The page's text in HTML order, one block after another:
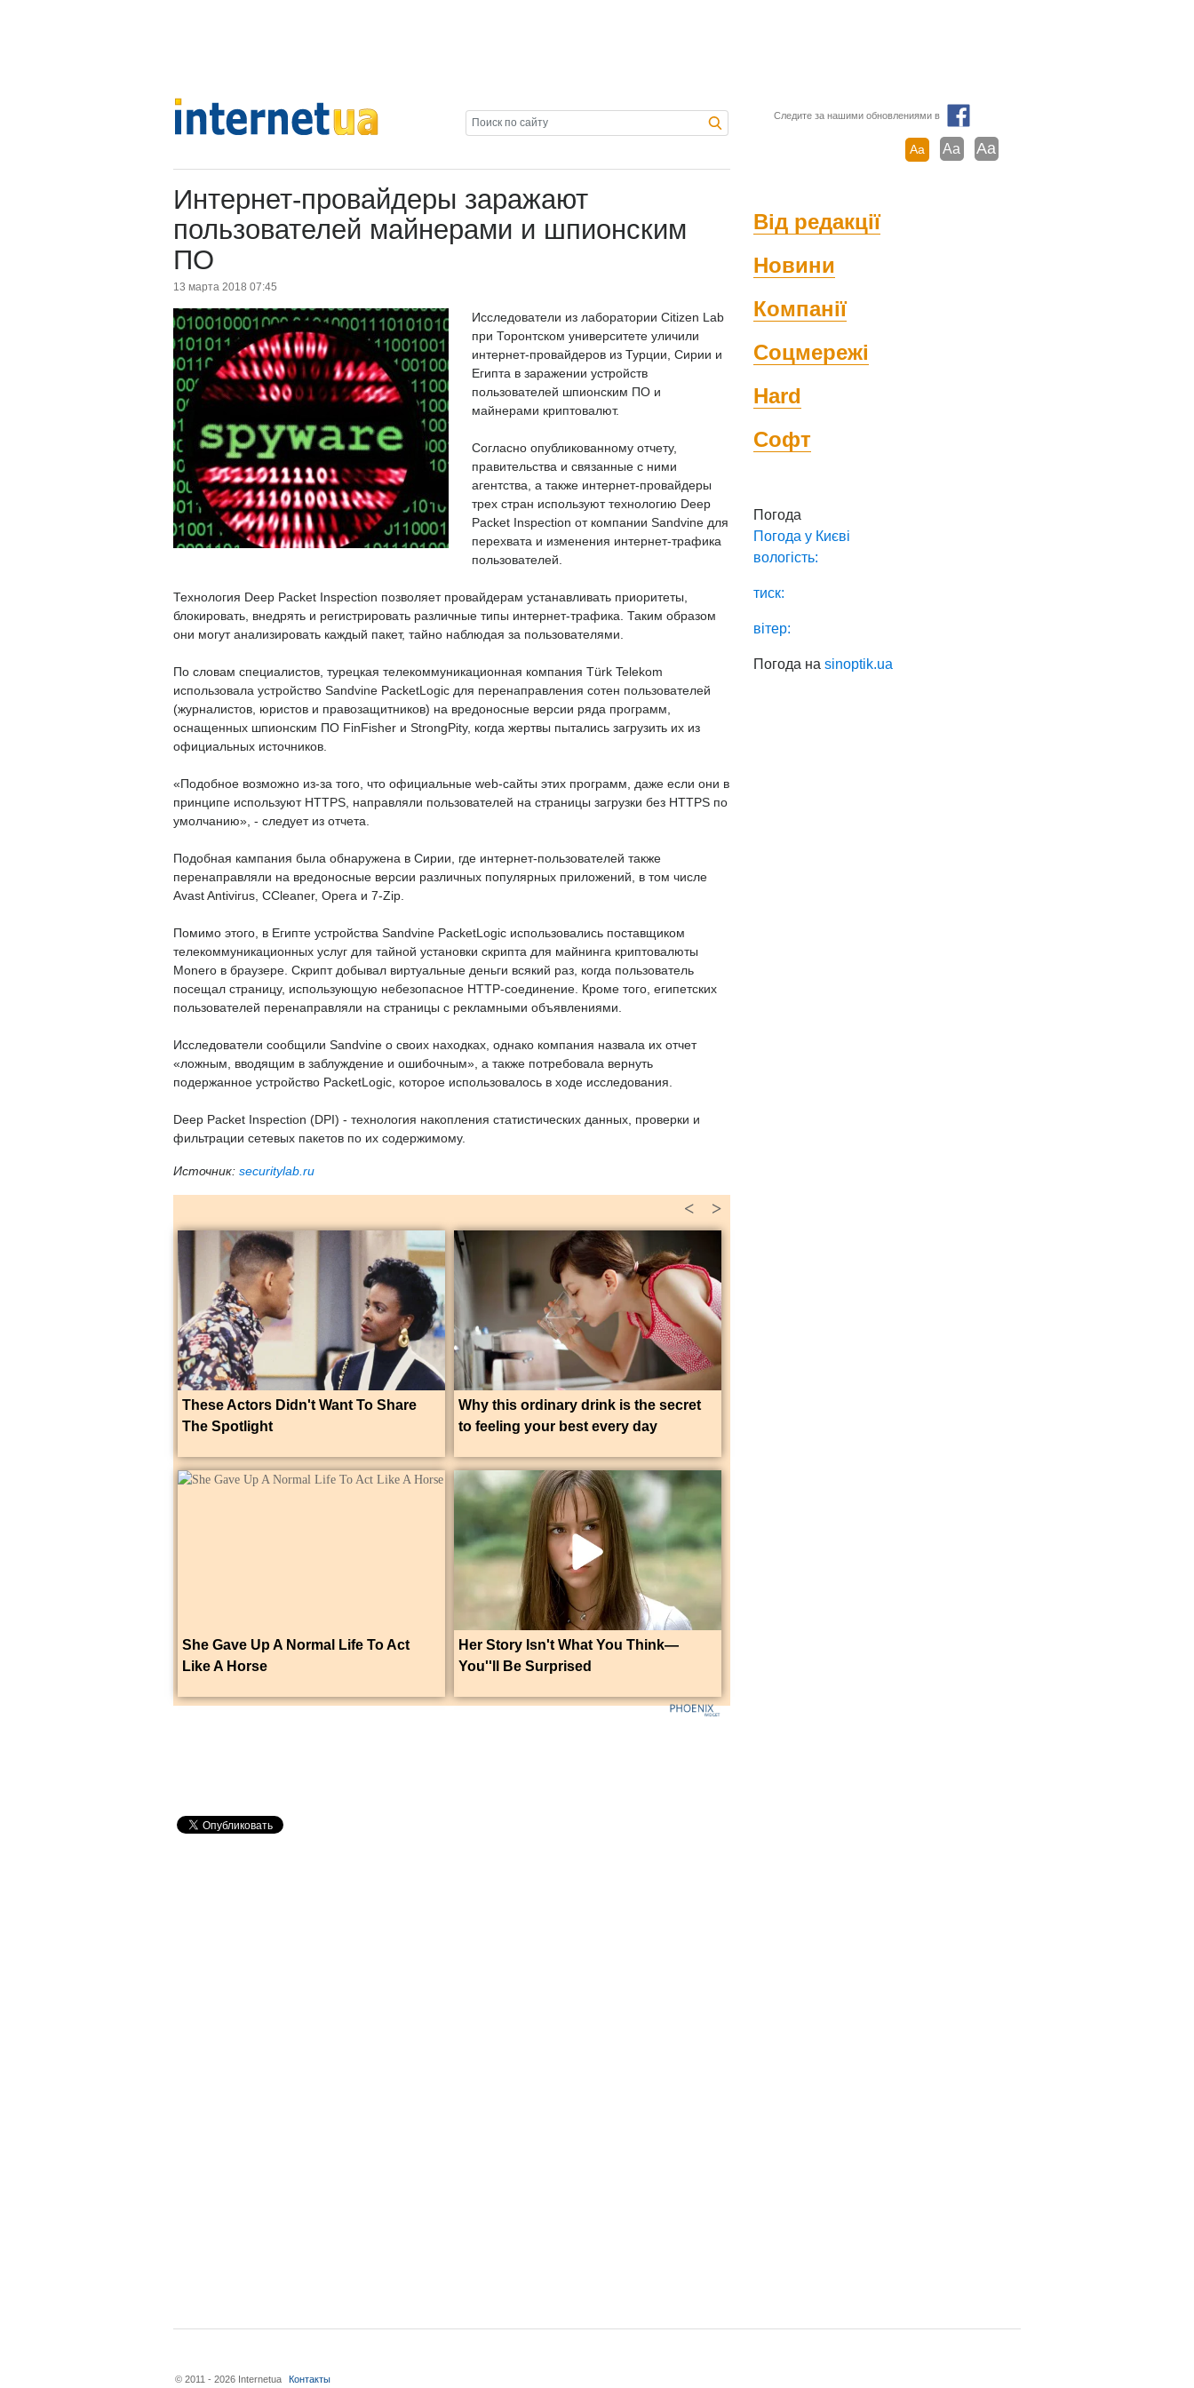
Следите за нашими обновлениями в
Aa Aa Aa
Интернет-провайдеры заражают
пользователей майнерами и шпионским
ПО
13 марта 2018 07:45
Исследователи из лаборатории Citizen Lab
при Торонтском университете уличили
интернет-провайдеров из Турции, Сирии и
Египта в заражении устройств
пользователей шпионским ПО и
майнерами криптовалют.
Согласно опубликованному отчету,
правительства и связанные с ними
агентства, а также интернет-провайдеры
трех стран используют технологию Deep
Packet Inspection от компании Sandvine для
перехвата и изменения интернет-трафика
пользователей.
Технология Deep Packet Inspection позволяет провайдерам устанавливать приоритеты,
блокировать, внедрять и регистрировать различные типы интернет-трафика. Таким образом
они могут анализировать каждый пакет, тайно наблюдая за пользователями.
По словам специалистов, турецкая телекоммуникационная компания Türk Telekom
использовала устройство Sandvine PacketLogic для перенаправления сотен пользователей
(журналистов, юристов и правозащитников) на вредоносные версии ряда программ,
оснащенных шпионским ПО FinFisher и StrongPity, когда жертвы пытались загрузить их из
официальных источников.
«Подобное возможно из-за того, что официальные web-сайты этих программ, даже если они в
принципе используют HTTPS, направляли пользователей на страницы загрузки без HTTPS по
умолчанию», - следует из отчета.
Подобная кампания была обнаружена в Сирии, где интернет-пользователей также
перенаправляли на вредоносные версии различных популярных приложений, в том числе
Avast Antivirus, CCleaner, Opera и 7-Zip.
Помимо этого, в Египте устройства Sandvine PacketLogic использовались поставщиком
телекоммуникационных услуг для тайной установки скрипта для майнинга криптовалюты
Monero в браузере. Скрипт добывал виртуальные деньги всякий раз, когда пользователь
посещал страницу, использующую небезопасное HTTP-соединение. Кроме того, египетских
пользователей перенаправляли на страницы с рекламными объявлениями.
Исследователи сообщили Sandvine о своих находках, однако компания назвала их отчет
«ложным, вводящим в заблуждение и ошибочным», а также потребовала вернуть
подержанное устройство PacketLogic, которое использовалось в ходе исследования.
Deep Packet Inspection (DPI) - технология накопления статистических данных, проверки и
фильтрации сетевых пакетов по их содержимому.
Источник: securitylab.ru
>
<
These Actors Didn't Want To Share
The Spotlight
Why this ordinary drink is the secret
to feeling your best every day
She Gave Up A Normal Life To Act
Like A Horse
Her Story Isn't What You Think—
You''ll Be Surprised
Від редакції
Новини
Компанії
Соцмережі
Hard
Софт
Погода
Погода у Києві
вологість:
тиск:
вітер:
Погода наsinoptik.ua
© 2011 - 2026 Internetua Контакты